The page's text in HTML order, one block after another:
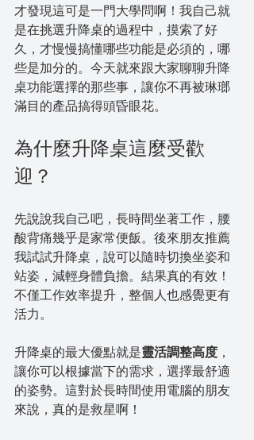
才發現這可是一門大學問啊！我自己就
是在挑選升降桌的過程中，摸索了好
久，才慢慢搞懂哪些功能是必須的，哪
些是加分的。今天就來跟大家聊聊升降
桌功能選擇的那些事，讓你不再被琳瑯
滿目的產品搞得頭昏眼花。
為什麼升降桌這麼受歡
迎？
先說說我自己吧，長時間坐著工作，腰
酸背痛幾乎是家常便飯。後來朋友推薦
我試試升降桌，說可以隨時切換坐姿和
站姿，減輕身體負擔。結果真的有效！
不僅工作效率提升，整個人也感覺更有
活力。
升降桌的最大優點就是靈活調整高度 ，
讓你可以根據當下的需求，選擇最舒適
的姿勢。這對於長時間使用電腦的朋友
來說，真的是救星啊！